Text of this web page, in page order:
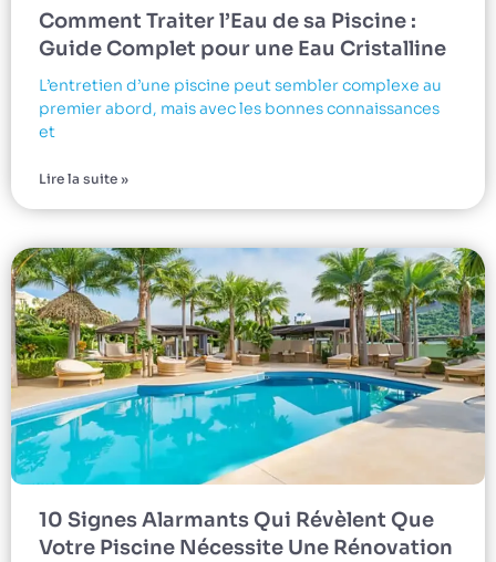
Comment Traiter l’Eau de sa Piscine :
Guide Complet pour une Eau Cristalline
L’entretien d’une piscine peut sembler complexe au
premier abord, mais avec les bonnes connaissances
et
Lire la suite »
10 Signes Alarmants Qui Révèlent Que
Votre Piscine Nécessite Une Rénovation